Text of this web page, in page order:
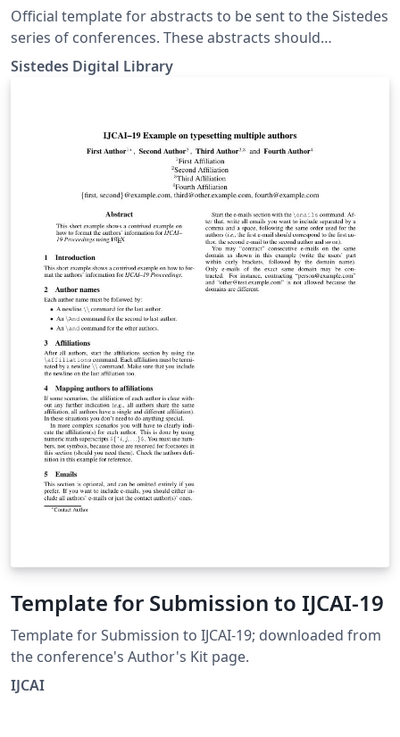
Official template for abstracts to be sent to the Sistedes
series of conferences. These abstracts should
summarize and give details of relevant, already
published conference or journal papers. This template
Digital Library.
Sistedes Digital Library
Template for Submission to IJCAI-19
Template for Submission to IJCAI-19; downloaded from
the conference's Author's Kit page.
IJCAI